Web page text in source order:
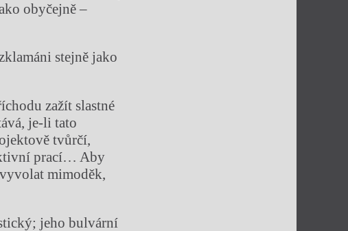
obyčejně –
stejně jako
zažít slastné
je-li tato
tvůrčí,
prací… Aby
mimoděk,
jeho bulvární